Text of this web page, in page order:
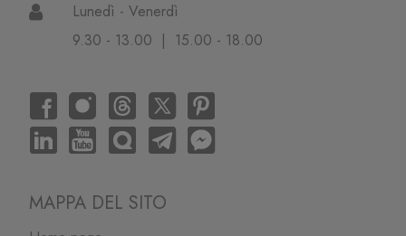
Lunedì - Venerdì
9.30 - 13.00 | 15.00 - 18.00
MAPPA DEL SITO